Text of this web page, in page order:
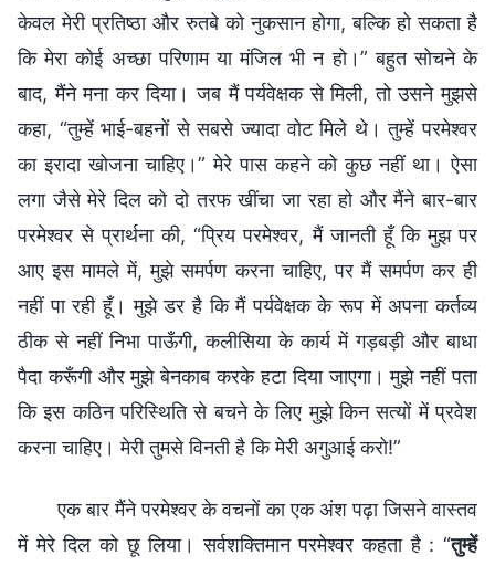
केवल मेरी प्रतिष्ठा और रुतबे को नुकसान होगा, बल्कि हो सकता है
कि मेरा कोई अच्छा परिणाम या मंजिल भी न हो।” बहुत सोचने के
बाद, मैंने मना कर दिया। जब मैं पर्यवेक्षक से मिली, तो उसने मुझसे
कहा, “तुम्हें भाई-बहनों से सबसे ज्यादा वोट मिले थे। तुम्हें परमेश्वर
का इरादा खोजना चाहिए।” मेरे पास कहने को कुछ नहीं था। ऐसा
लगा जैसे मेरे दिल को दो तरफ खींचा जा रहा हो और मैंने बार-बार
परमेश्वर से प्रार्थना की, “प्रिय परमेश्वर, मैं जानती हूँ कि मुझ पर
आए इस मामले में, मुझे समर्पण करना चाहिए, पर मैं समर्पण कर ही
नहीं पा रही हूँ। मुझे डर है कि मैं पर्यवेक्षक के रूप में अपना कर्तव्य
ठीक से नहीं निभा पाऊँगी, कलीसिया के कार्य में गड़बड़ी और बाधा
पैदा करूँगी और मुझे बेनकाब करके हटा दिया जाएगा। मुझे नहीं पता
कि इस कठिन परिस्थिति से बचने के लिए मुझे किन सत्यों में प्रवेश
करना चाहिए। मेरी तुमसे विनती है कि मेरी अगुआई करो!”
एक बार मैंने परमेश्वर के वचनों का एक अंश पढ़ा जिसने वास्तव
में मेरे दिल को छू लिया। सर्वशक्तिमान परमेश्वर कहता है : “तुम्हें